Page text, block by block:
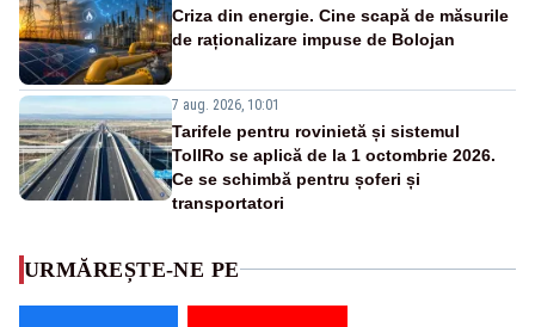
Criza din energie. Cine scapă de măsurile
de raționalizare impuse de Bolojan
7 aug. 2026, 10:01
Tarifele pentru rovinietă și sistemul
TollRo se aplică de la 1 octombrie 2026.
Ce se schimbă pentru șoferi și
transportatori
URMĂREȘTE-NE PE